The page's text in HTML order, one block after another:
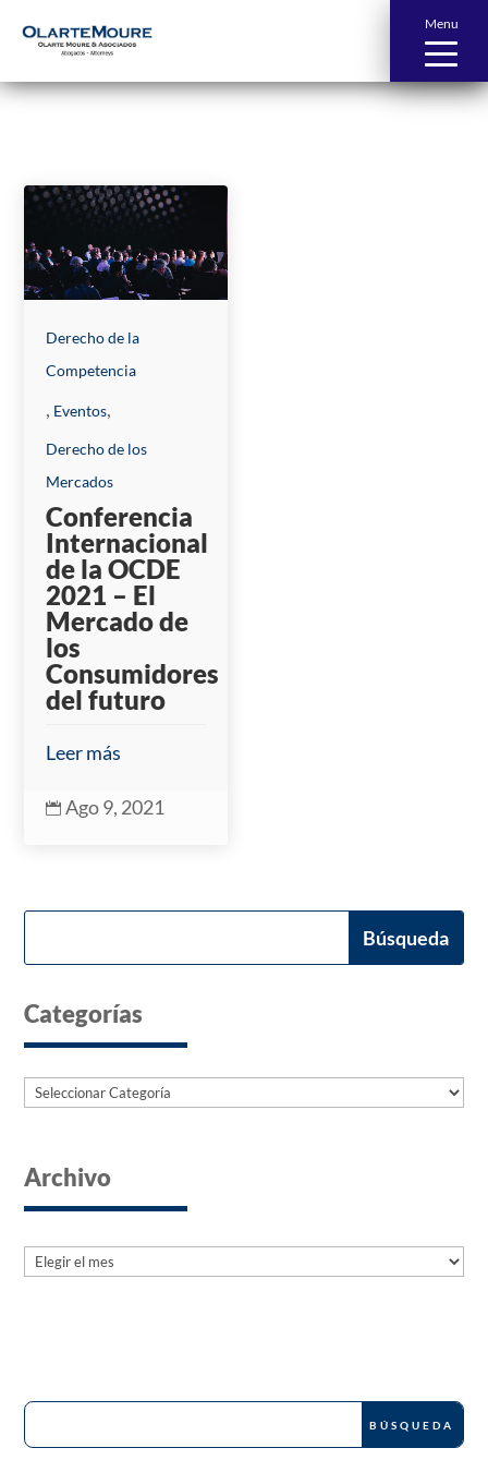
Menu
Derecho de la
Competencia
, Eventos,
Derecho de los
Mercados
Conferencia
Internacional
de la OCDE
2021 – El
Mercado de
los
Consumidores
del futuro
Leer más
 Ago 9, 2021
Categorías
Categorías
Archivo
Archives